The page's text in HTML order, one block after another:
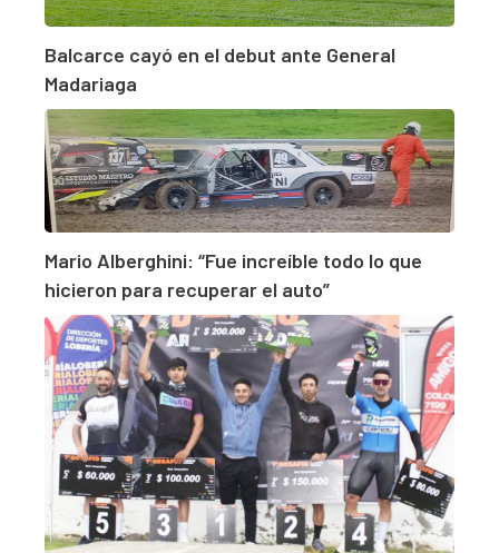
Balcarce cayó en el debut ante General
Madariaga
Mario Alberghini: “Fue increíble todo lo que
hicieron para recuperar el auto”